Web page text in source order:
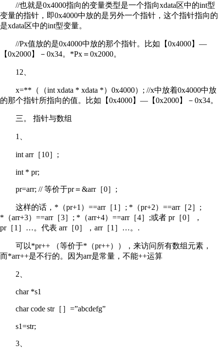
//也就是0x4000指向的变量类型是一个指向xdata区中的int型
变量的指针，即0x4000中放的是另外一个指针，这个指针指向的
是xdata区中的int型变量。
//Px值放的是0x4000中放的那个指针。比如【0x4000】—
【0x2000】－0x34。*Px＝0x2000。
12、
x=**（（int xdata * xdata *）0x4000）; //x中放着0x4000中放
的那个指针所指向的值。比如【0x4000】—【0x2000】－0x34。
三。 指针与数组
1、
int arr［10］;
int * pr;
pr=arr; // 等价于pr＝&arr［0］;
这样的话，*（pr+1）==arr［1］; *（pr+2）==arr［2］;
*（arr+3）==arr［3］; *（arr+4）==arr［4］;或者 pr［0］，
pr［1］…。代表 arr［0］，arr［1］…。.
可以*pr++ （等价于*（pr++）），来访问所有数组元素，
而*arr++是不行的。因为arr是常量，不能++运算
2、
char *s1
char code str［］=”abcdefg”
s1=str;
3、